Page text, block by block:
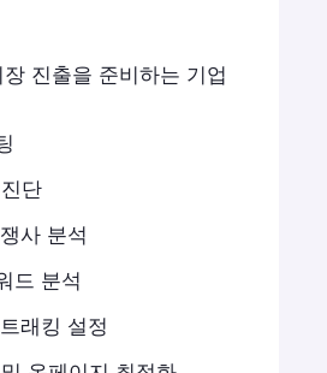
진출을 준비하는 기업
단
사 분석
드 분석
래킹 설정